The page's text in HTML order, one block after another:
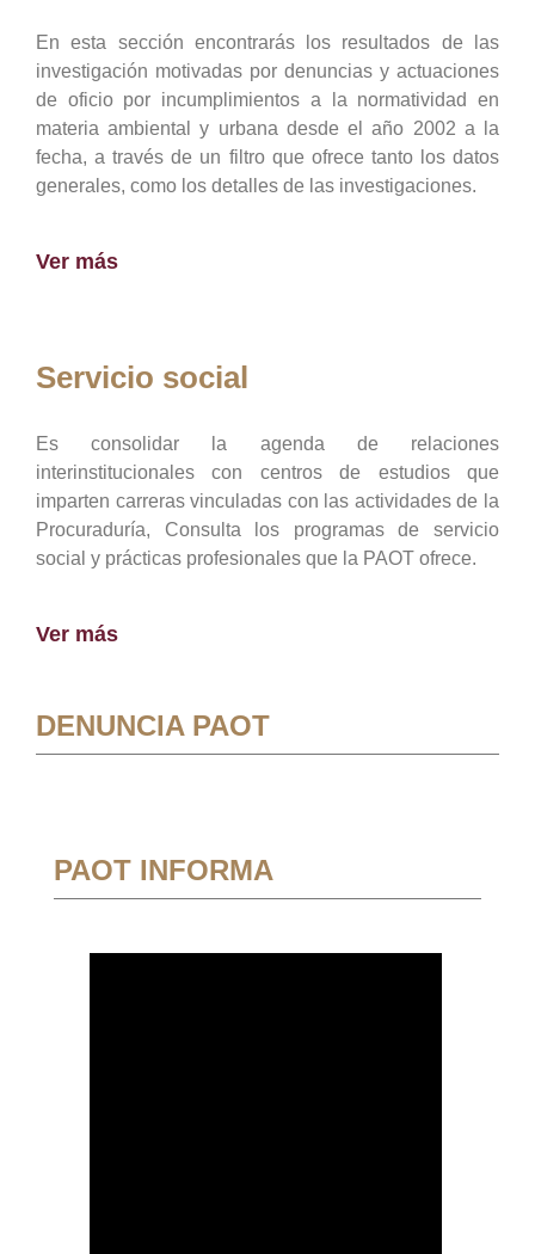
En esta sección encontrarás los resultados de las
investigación motivadas por denuncias y actuaciones
de oficio por incumplimientos a la normatividad en
materia ambiental y urbana desde el año 2002 a la
fecha, a través de un filtro que ofrece tanto los datos
generales, como los detalles de las investigaciones.
Ver más
Servicio social
Es consolidar la agenda de relaciones
interinstitucionales con centros de estudios que
imparten carreras vinculadas con las actividades de la
Procuraduría, Consulta los programas de servicio
social y prácticas profesionales que la PAOT ofrece.
Ver más
DENUNCIA PAOT
PAOT INFORMA